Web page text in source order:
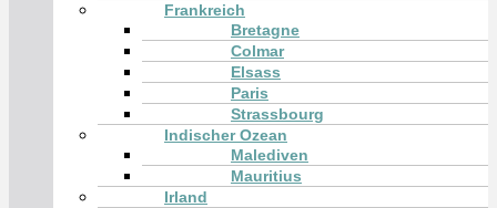
Frankreich
Bretagne
Colmar
Elsass
Paris
Strassbourg
Indischer Ozean
Malediven
Mauritius
Irland